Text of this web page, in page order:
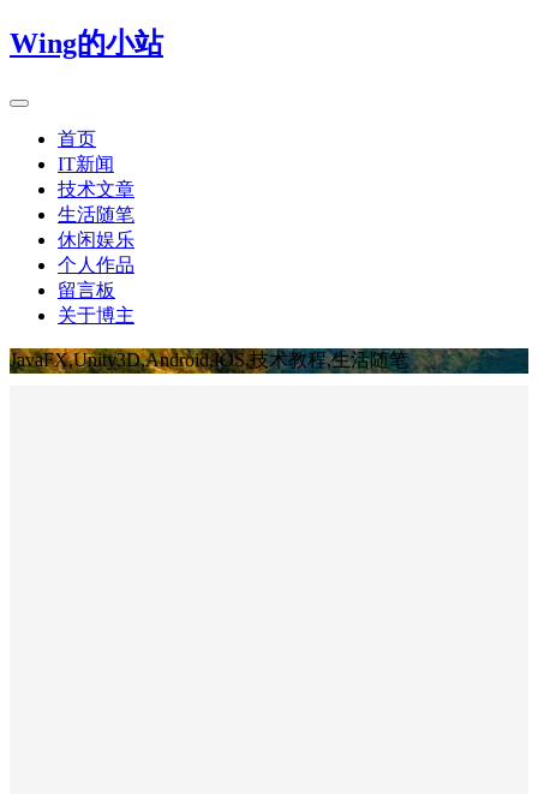
Wing的小站
首页
IT新闻
技术文章
生活随笔
休闲娱乐
个人作品
留言板
关于博主
JavaFX,Unity3D,Android,IOS,技术教程,生活随笔